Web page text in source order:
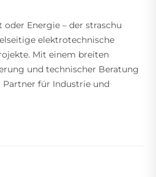
Energie – der straschu
elektrotechnische
Mit einem breiten
und technischer Beratung
für Industrie und